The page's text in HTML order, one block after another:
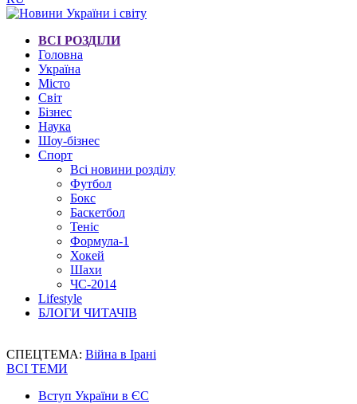
ВСІ РОЗДІЛИ
Головна
Україна
Місто
Світ
Бізнес
Наука
Шоу-бізнес
Спорт
Всі новини розділу
Футбол
Бокс
Баскетбол
Теніс
Формула-1
Хокей
Шахи
ЧС-2014
Lifestyle
БЛОГИ ЧИТАЧІВ
СПЕЦТЕМА: Війна в Ірані
ВСІ ТЕМИ
Вступ України в ЄС